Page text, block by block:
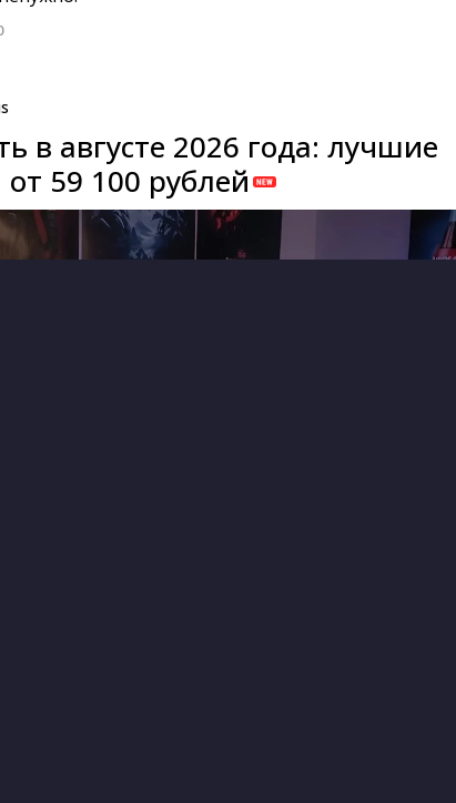
в августе 2026 года: лучшие
59 100 рублей